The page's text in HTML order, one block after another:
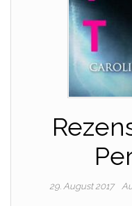
29. August 2017